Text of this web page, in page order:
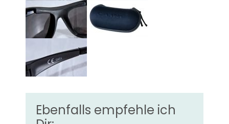
Ebenfalls empfehle ich